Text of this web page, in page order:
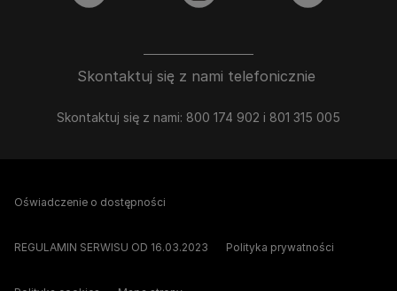
Skontaktuj się z nami telefonicznie
Skontaktuj się z nami: 800 174 902 i 801 315 005
Oświadczenie o dostępności
REGULAMIN SERWISU OD 16.03.2023 Polityka prywatności